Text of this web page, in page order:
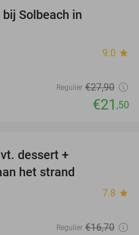
Solbeach in
9.0 star
Regulier €27,90
€21 ,50
dessert +
het strand
7.8 star
Regulier €16,70